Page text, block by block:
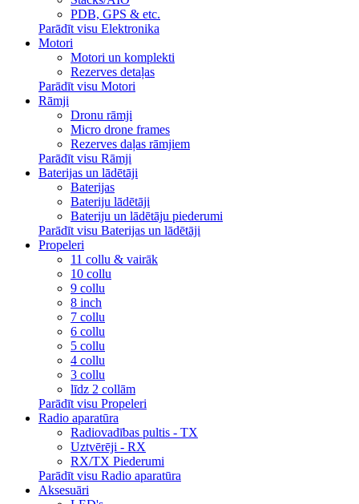
PDB, GPS & etc.
Parādīt visu Elektronika
Motori
Motori un komplekti
Rezerves detaļas
Parādīt visu Motori
Rāmji
Dronu rāmji
Micro drone frames
Rezerves daļas rāmjiem
Parādīt visu Rāmji
Baterijas un lādētāji
Baterijas
Bateriju lādētāji
Bateriju un lādētāju piederumi
Parādīt visu Baterijas un lādētāji
Propeleri
11 collu & vairāk
10 collu
9 collu
8 inch
7 collu
6 collu
5 collu
4 collu
3 collu
līdz 2 collām
Parādīt visu Propeleri
Radio aparatūra
Radiovadības pultis - TX
Uztvērēji - RX
RX/TX Piederumi
Parādīt visu Radio aparatūra
Aksesuāri